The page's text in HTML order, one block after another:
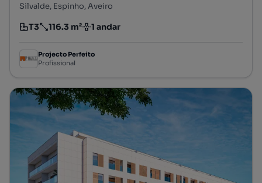
Silvalde, Espinho, Aveiro
Tipologia
T3
Preço por metro quadrado
116.3 m²
Andar 1 andar
Projecto Perfeito
Profissional